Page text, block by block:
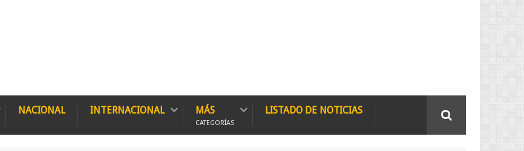
NACIONAL INTERNACIONAL MÁS
CATEGORÍAS
LISTADO DE NOTICIAS